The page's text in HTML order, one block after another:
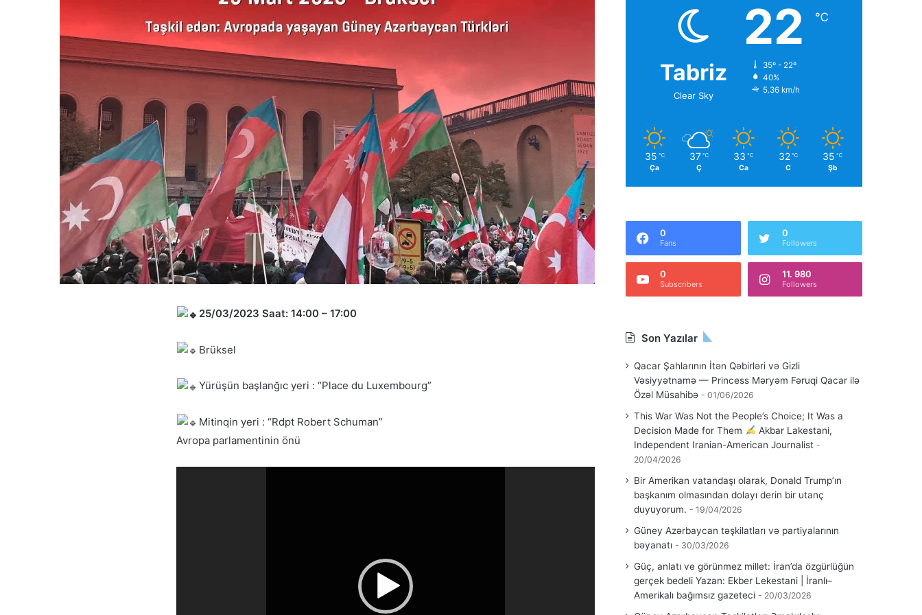
25/03/2023 Saat: 14:00 – 17:00
Brüksel
Yürüşün başlanğıc yeri : “Place du Luxembourg”
Mitinqin yeri : “Rdpt Robert Schuman”
Avropa parlamentinin önü
Güney Azərbaycan Təşkilatları
Əməkdaşlıq Şurasının Xalq etirazlarını
dəstəkləmək və küçə etirazlarına
çağırışla bağlı bəyanatı
Tabriz
Clear Sky
22 ℃
35º - 22º
40%
5.36 km/h
35 ℃
Ça
37 ℃
Ç
33 ℃
Ca
32 ℃
C
35 ℃
Şb
0
Fans
0
Followers
0
Subscribers
11. 980
Followers
Son Yazılar
Qacar Şahlarının İtən Qəbirləri və Gizli
Vəsiyyətnamə — Princess Məryəm Fəruqi Qacar ilə
Özəl Müsahibə
01/06/2026
This War Was Not the People’s Choice; It Was a
Decision Made for Them
Akbar Lakestani,
Independent Iranian-American Journalist
20/04/2026
Bir Amerikan vatandaşı olarak, Donald Trump’ın
başkanım olmasından dolayı derin bir utanç
duyuyorum.
19/04/2026
Güney Azərbaycan təşkilatları və partiyalarının
bəyanatı
30/03/2026
Güç, anlatı ve görünmez millet: İran’da özgürlüğün
gerçek bedeli Yazan: Ekber Lekestani | İranlı–
Amerikalı bağımsız gazeteci
20/03/2026